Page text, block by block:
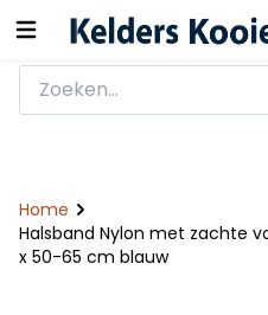
Home
Halsband Nylon met zachte
x 50-65 cm blauw